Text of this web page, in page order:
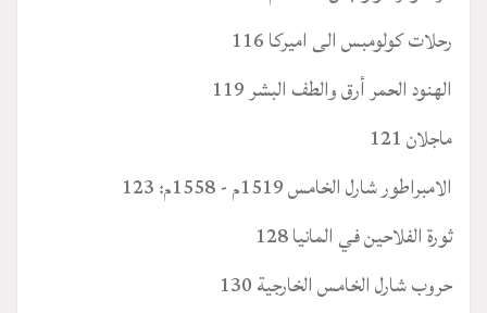
رحلات كولومبس الى اميركا 116
الهنود الحمر أرق والطف البشر 119
ماجلان 121
الامبراطور شارل الخامس 1519م - 1558م: 123
ثورة الفلاحين في المانيا 128
حروب شارل الخامس الخارجية 130